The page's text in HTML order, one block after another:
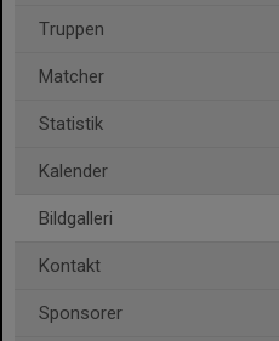
Truppen
Matcher
Statistik
Kalender
Bildgalleri
Kontakt
Sponsorer